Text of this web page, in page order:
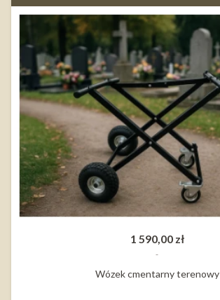
1 590,00 zł
Wózek cmentarny terenowy